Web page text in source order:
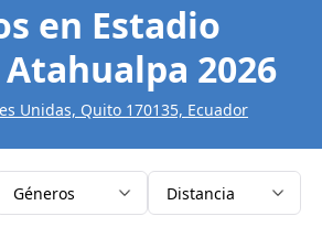
en Estadio
2026
Unidas, Quito 170135, Ecuador
Géneros Distancia